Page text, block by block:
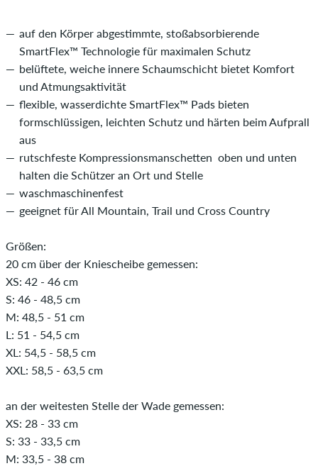
auf den Körper abgestimmte, stoßabsorbierende
SmartFlex™ Technologie für maximalen Schutz
belüftete, weiche innere Schaumschicht bietet Komfort
und Atmungsaktivität
flexible, wasserdichte SmartFlex™ Pads bieten
formschlüssigen, leichten Schutz und härten beim Aufprall
aus
rutschfeste Kompressionsmanschetten oben und unten
halten die Schützer an Ort und Stelle
waschmaschinenfest
geeignet für All Mountain, Trail und Cross Country
Größen:
20 cm über der Kniescheibe gemessen:
XS: 42 - 46 cm
S: 46 - 48,5 cm
M: 48,5 - 51 cm
L: 51 - 54,5 cm
XL: 54,5 - 58,5 cm
XXL: 58,5 - 63,5 cm
an der weitesten Stelle der Wade gemessen:
XS: 28 - 33 cm
S: 33 - 33,5 cm
M: 33,5 - 38 cm